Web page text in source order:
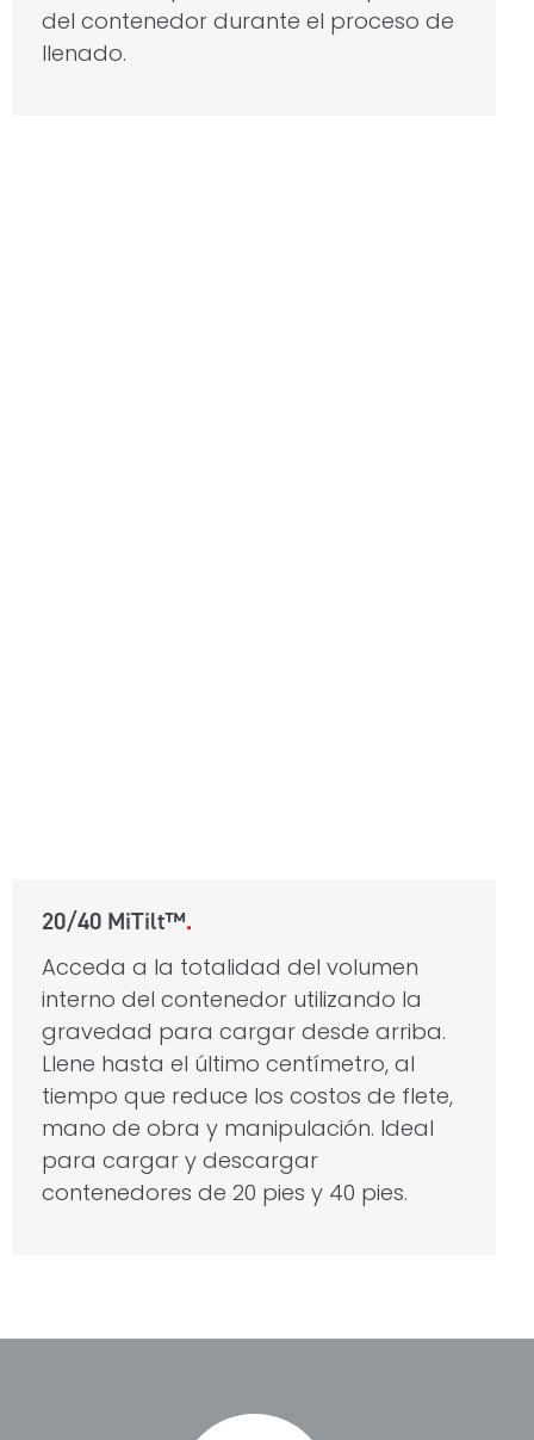
del contenedor durante el proceso de
llenado.
20/40 MiTilt™
Acceda a la totalidad del volumen
interno del contenedor utilizando la
gravedad para cargar desde arriba.
Llene hasta el último centímetro, al
tiempo que reduce los costos de flete,
mano de obra y manipulación. Ideal
para cargar y descargar
contenedores de 20 pies y 40 pies.